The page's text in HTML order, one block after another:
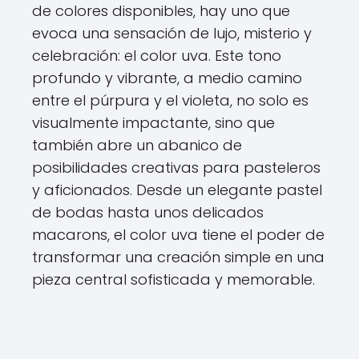
de colores disponibles, hay uno que
evoca una sensación de lujo, misterio y
celebración: el color uva. Este tono
profundo y vibrante, a medio camino
entre el púrpura y el violeta, no solo es
visualmente impactante, sino que
también abre un abanico de
posibilidades creativas para pasteleros
y aficionados. Desde un elegante pastel
de bodas hasta unos delicados
macarons, el color uva tiene el poder de
transformar una creación simple en una
pieza central sofisticada y memorable.